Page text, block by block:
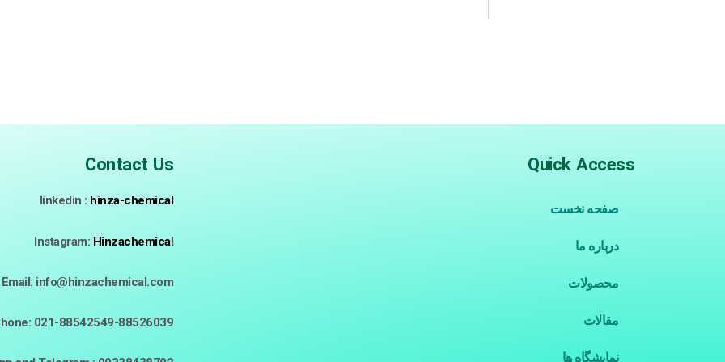
Quick Access
صفحه نخست
درباره ما
محصولات
مقالات
نمایشگاه ها
Contact Us
linkedin : hinza-chemical
Instagram: Hinzachemical
Email: info@hinzachemical.com
021-88542549-88526039